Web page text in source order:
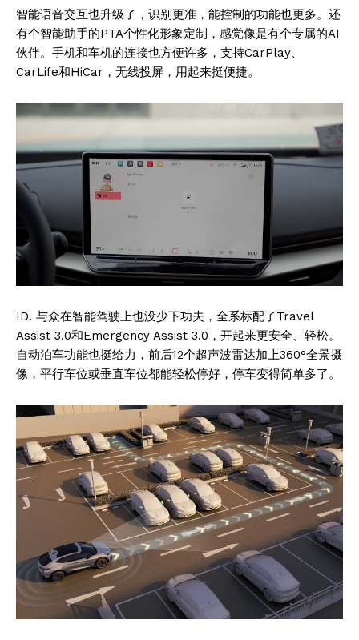
智能语音交互也升级了，识别更准，能控制的功能也更多。还
有个智能助手的PTA个性化形象定制，感觉像是有个专属的AI
伙伴。手机和车机的连接也方便许多，支持CarPlay、
CarLife和HiCar，无线投屏，用起来挺便捷。
ID. 与众在智能驾驶上也没少下功夫，全系标配了Travel
Assist 3.0和Emergency Assist 3.0，开起来更安全、轻松。
自动泊车功能也挺给力，前后12个超声波雷达加上360°全景摄
像，平行车位或垂直车位都能轻松停好，停车变得简单多了。